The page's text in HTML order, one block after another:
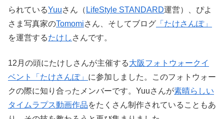
られているYuuさん（ LifeStyle STANDARD運営）、ぴよ
さま写真家のTomomiさん、そしてブログ 「たけさんぽ」
を運営するたけし さんです。
12月の頭にたけしさんが主催する大阪フォトウォークイ
ベント「たけさんぽ」 に参加しました。このフォトウォー
クの際に知り合ったメンバーです。Yuuさんが素晴らしい
タイムラプス動画作品をたくさん制作されていることもあ